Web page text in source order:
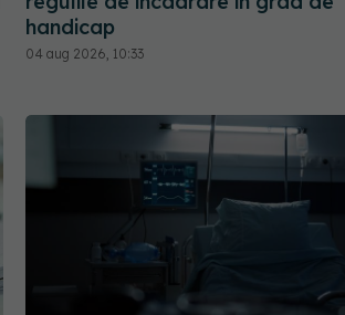
handicap
04 aug 2026, 10:33